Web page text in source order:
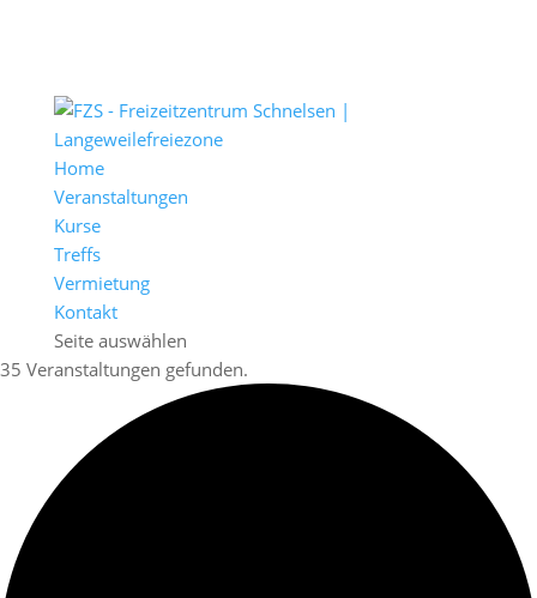
Home
Veranstaltungen
Kurse
Treffs
Vermietung
Kontakt
Seite auswählen
35 Veranstaltungen gefunden.